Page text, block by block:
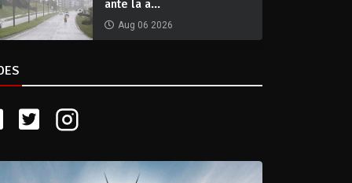
ante la a...
Aug 06 2026